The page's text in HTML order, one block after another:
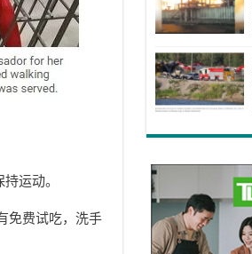
运动。
免费试吃，洗手